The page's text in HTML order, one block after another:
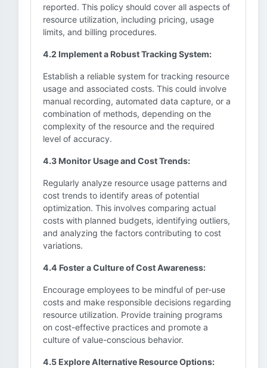
reported. This policy should cover all aspects of
resource utilization, including pricing, usage
limits, and billing procedures.
4.2 Implement a Robust Tracking System:
Establish a reliable system for tracking resource
usage and associated costs. This could involve
manual recording, automated data capture, or a
combination of methods, depending on the
complexity of the resource and the required
level of accuracy.
4.3 Monitor Usage and Cost Trends:
Regularly analyze resource usage patterns and
cost trends to identify areas of potential
optimization. This involves comparing actual
costs with planned budgets, identifying outliers,
and analyzing the factors contributing to cost
variations.
4.4 Foster a Culture of Cost Awareness:
Encourage employees to be mindful of per-use
costs and make responsible decisions regarding
resource utilization. Provide training programs
on cost-effective practices and promote a
culture of value-conscious behavior.
4.5 Explore Alternative Resource Options: